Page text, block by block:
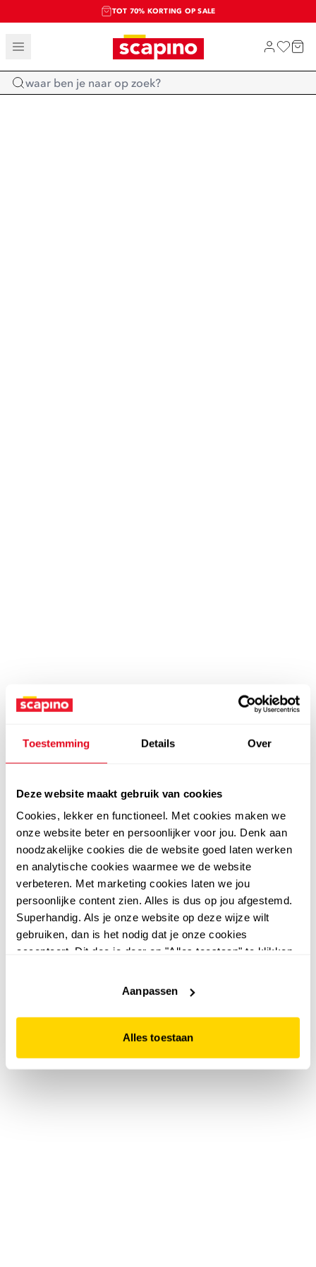
Toestemming Details Over
Deze website maakt gebruik van cookies
Cookies, lekker en functioneel. Met cookies maken we
onze website beter en persoonlijker voor jou. Denk aan
noodzakelijke cookies die de website goed laten werken
en analytische cookies waarmee we de website
verbeteren. Met marketing cookies laten we jou
persoonlijke content zien. Alles is dus op jou afgestemd.
Superhandig. Als je onze website op deze wijze wilt
gebruiken, dan is het nodig dat je onze cookies
accepteert. Dit doe je door op "Alles toestaan" te klikken.
website niet optimaal functioneert.
Aanpassen
Alles toestaan
TOT 70% KORTING OP SALE
SALE: LAATSTE KANS!
SHOP NIEUW
Home